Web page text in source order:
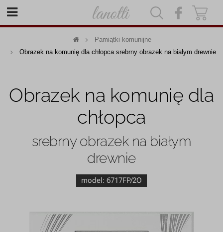
Pamiątki komunijne
Obrazek na komunię dla chłopca srebrny obrazek na białym drewnie
Obrazek na komunię dla
chłopca
srebrny obrazek na białym
drewnie
model: 6717FP/2O